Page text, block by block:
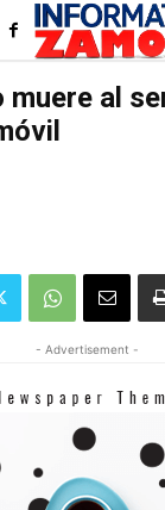
muere al
- Advertisement -